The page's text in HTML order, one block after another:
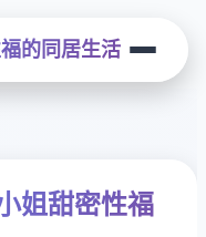
的同居生活
姐甜密性福